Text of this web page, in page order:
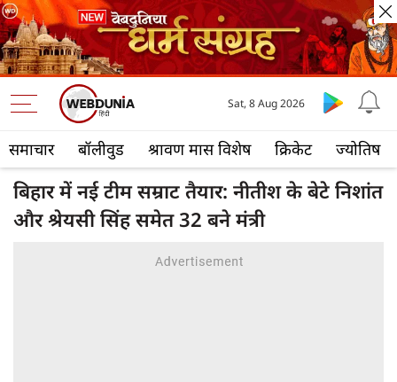
समाचार बॉलीवुड श्रावण मास विशेष क्रिकेट ज्योतिष
Sat, 8 Aug 2026
बिहार में नई टीम सम्राट तैयार: नीतीश के बेटे निशांत
और श्रेयसी सिंह समेत 32 बने मंत्री